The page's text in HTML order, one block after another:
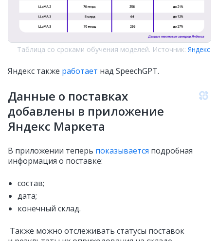
Таблица со сроками обучения моделей. Источник: Яндекс
Яндекс также работает над SpeechGPT.
Данные о поставках
добавлены в приложение
Яндекс Маркета
В приложении теперь показывается подробная
информация о поставке:
состав;
дата;
конечный склад.
Также можно отслеживать статусы поставок